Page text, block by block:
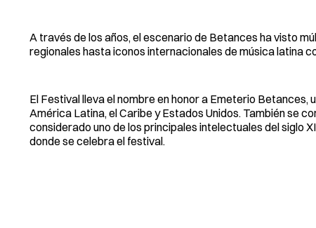
A través de los años, el escenario de Betances ha visto
regionales hasta iconos internacionales de música latina
El Festival lleva el nombre en honor a Emeterio
América Latina, el Caribe y Estados Unidos. También se
considerado uno de los principales intelectuales del siglo
donde se celebra el festival.